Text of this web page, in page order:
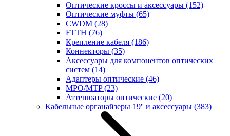
Оптические кроссы и аксессуары (152)
Оптические муфты (65)
CWDM (28)
FTTH (76)
Крепление кабеля (186)
Коннекторы (35)
Аксессуары для компонентов оптических
систем (14)
Адаптеры оптические (46)
MPO/MTP(23)
Аттенюаторы оптические (20)
Кабельные органайзеры 19'' и аксессуары (383)